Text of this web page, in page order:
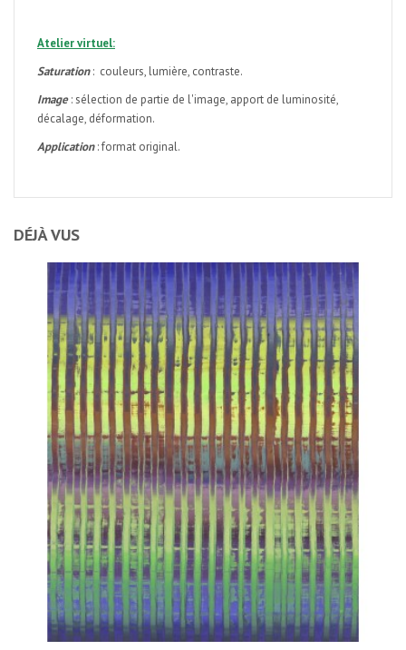
Atelier virtuel:
Saturation : couleurs, lumière, contraste.
Image: sélection de partie de l'image, apport de luminosité,
décalage, déformation.
Application: format original.
DÉJÀ VUS